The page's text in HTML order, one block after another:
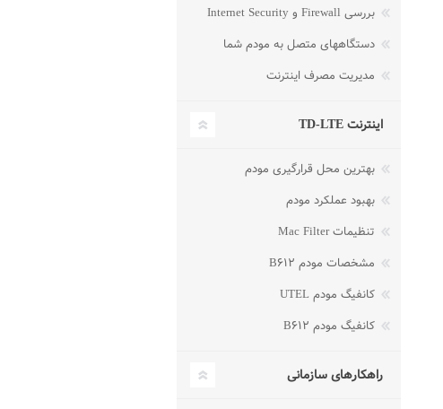
بررسی Firewall و Internet Security
دستگاههای متصل به مودم شما
مدیریت مصرف اینترنت
اینترنت TD-LTE
بهترین محل قرارگیری مودم
بهبود عملکرد مودم
تنظیمات Mac Filter
مشخصات مودم B۶۱۲
کانفیگ مودم UTEL
کانفیگ مودم B۶۱۲
راهکارهای سازمانی